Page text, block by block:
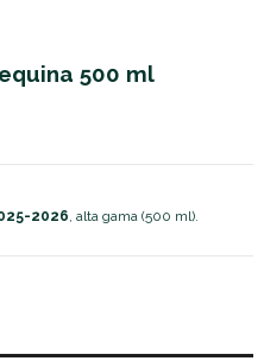
500 ml
2026 , alta gama (500 ml).